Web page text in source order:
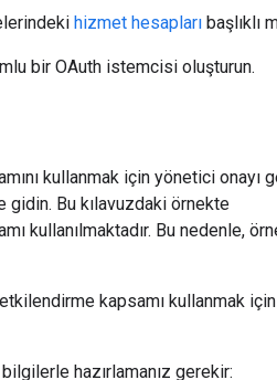
hizmet hesapları başlıklı
bir OAuth istemcisi oluşturun.
kullanmak için yönetici onayı
gidin. Bu kılavuzdaki örnekte
kullanılmaktadır. Bu nedenle,
kapsamı kullanmak
bilgilerle hazırlamanız gerekir: